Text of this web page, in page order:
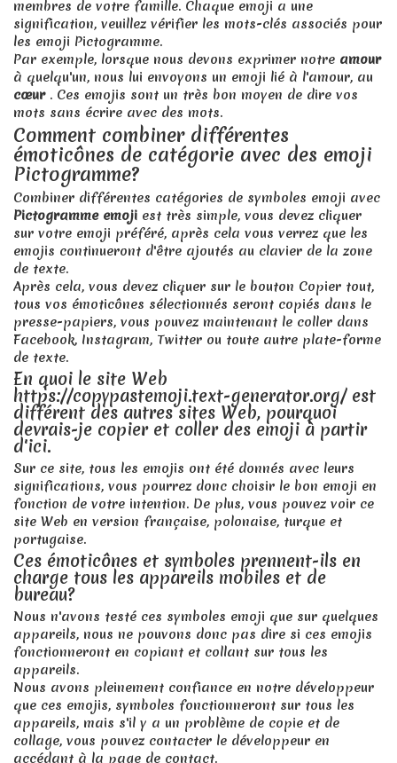
membres de votre famille. Chaque emoji a une
signification, veuillez vérifier les mots-clés associés pour
les emoji Pictogramme.
Par exemple, lorsque nous devons exprimer notre amour
à quelqu'un, nous lui envoyons un emoji lié à l'amour, au
cœur . Ces emojis sont un très bon moyen de dire vos
mots sans écrire avec des mots.
Comment combiner différentes
émoticônes de catégorie avec des emoji
Pictogramme?
Combiner différentes catégories de symboles emoji avec
Pictogramme emoji est très simple, vous devez cliquer
sur votre emoji préféré, après cela vous verrez que les
emojis continueront d'être ajoutés au clavier de la zone
de texte.
Après cela, vous devez cliquer sur le bouton Copier tout,
tous vos émoticônes sélectionnés seront copiés dans le
presse-papiers, vous pouvez maintenant le coller dans
Facebook, Instagram, Twitter ou toute autre plate-forme
de texte.
En quoi le site Web
https://copypastemoji.text-generator.org/ est
différent des autres sites Web, pourquoi
devrais-je copier et coller des emoji à partir
d'ici.
Sur ce site, tous les emojis ont été donnés avec leurs
significations, vous pourrez donc choisir le bon emoji en
fonction de votre intention. De plus, vous pouvez voir ce
site Web en version française, polonaise, turque et
portugaise.
Ces émoticônes et symboles prennent-ils en
charge tous les appareils mobiles et de
bureau?
Nous n'avons testé ces symboles emoji que sur quelques
appareils, nous ne pouvons donc pas dire si ces emojis
fonctionneront en copiant et collant sur tous les
appareils.
Nous avons pleinement confiance en notre développeur
que ces emojis, symboles fonctionneront sur tous les
appareils, mais s'il y a un problème de copie et de
collage, vous pouvez contacter le développeur en
accédant à la page de contact.